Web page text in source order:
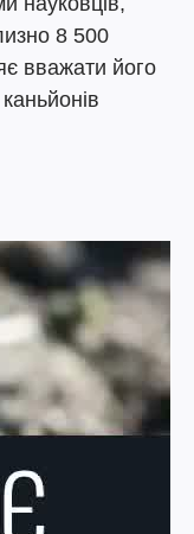
8 500
вважати його